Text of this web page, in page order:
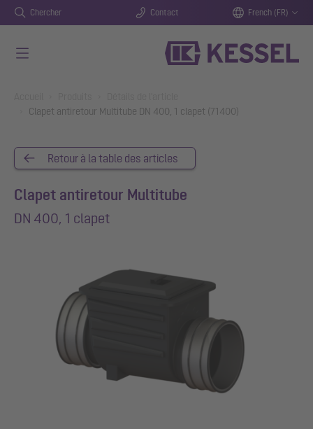
Chercher Contact French (FR)
Clapet antiretour Multitube DN 400, 1 clapet (71400)
Retour à la table des articles
Clapet antiretour Multitube
DN 400, 1 clapet